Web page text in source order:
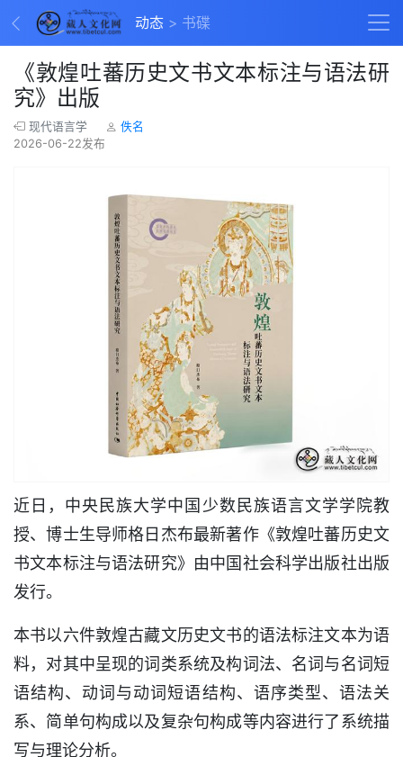
动态 书碟
《敦煌吐蕃历史文书文本标注与语法研
究》出版
现代语言学
佚名
2026-06-22发布
近日，中央民族大学中国少数民族语言文学学院教
授、博士生导师格日杰布最新著作《敦煌吐蕃历史文
书文本标注与语法研究》由中国社会科学出版社出版
发行。
本书以六件敦煌古藏文历史文书的语法标注文本为语
料，对其中呈现的词类系统及构词法、名词与名词短
语结构、动词与动词短语结构、语序类型、语法关
系、简单句构成以及复杂句构成等内容进行了系统描
写与理论分析。